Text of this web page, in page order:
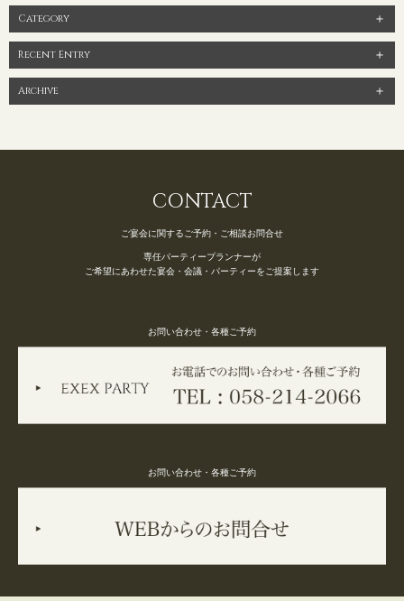
やご予約は下記よりお気軽にご連絡くださいませ 営業時間：
11:00〜19:00 (パーティーは22:00まで)定休日：水曜日(祝日は営
業)T E L ：058-214-2066(宴会直通) ～住所一覧～エグゼクススウ
ィーツ：岐阜県岐阜市玉森町1-1エグゼクスガーデン：岐阜県岐阜
市日置江343-1エグゼクススクエア：岐阜県岐阜市鷺山新町2-1 ▼
Category
Recent Entry
Archive
CONTACT
ご宴会に関するご予約・ご相談お問合せ
専任パーティープランナーが
ご希望にあわせた宴会・会議・パーティーをご提案します
お問い合わせ・各種ご予約
お問い合わせ・各種ご予約